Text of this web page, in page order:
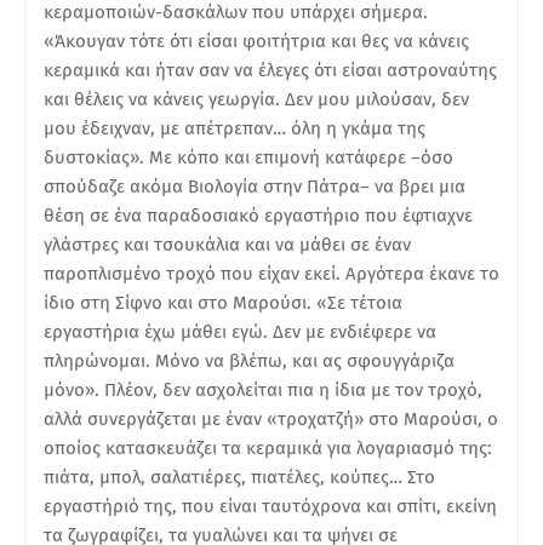
κεραμοποιών-δασκάλων που υπάρχει σήμερα.
«Άκουγαν τότε ότι είσαι φοιτήτρια και θες να κάνεις
κεραμικά και ήταν σαν να έλεγες ότι είσαι αστροναύτης
και θέλεις να κάνεις γεωργία. Δεν μου μιλούσαν, δεν
μου έδειχναν, με απέτρεπαν… όλη η γκάμα της
δυστοκίας». Με κόπο και επιμονή κατάφερε –όσο
σπούδαζε ακόμα Βιολογία στην Πάτρα– να βρει μια
θέση σε ένα παραδοσιακό εργαστήριο που έφτιαχνε
γλάστρες και τσουκάλια και να μάθει σε έναν
παροπλισμένο τροχό που είχαν εκεί. Αργότερα έκανε το
ίδιο στη Σίφνο και στο Μαρούσι. «Σε τέτοια
εργαστήρια έχω μάθει εγώ. Δεν με ενδιέφερε να
πληρώνομαι. Μόνο να βλέπω, και ας σφουγγάριζα
μόνο». Πλέον, δεν ασχολείται πια η ίδια με τον τροχό,
αλλά συνεργάζεται με έναν «τροχατζή» στο Μαρούσι, ο
οποίος κατασκευάζει τα κεραμικά για λογαριασμό της:
πιάτα, μπολ, σαλατιέρες, πιατέλες, κούπες… Στο
εργαστήριό της, που είναι ταυτόχρονα και σπίτι, εκείνη
τα ζωγραφίζει, τα γυαλώνει και τα ψήνει σε